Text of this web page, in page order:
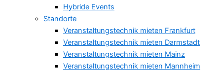
Hybride Events
Standorte
Veranstaltungstechnik mieten Frankfurt
Veranstaltungstechnik mieten Darmstadt
Veranstaltungstechnik mieten Mainz
Veranstaltungstechnik mieten Mannheim